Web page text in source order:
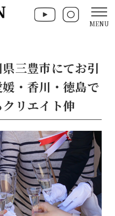
MENU
県三豊市にてお引
・香川・徳島で
リエイト伸